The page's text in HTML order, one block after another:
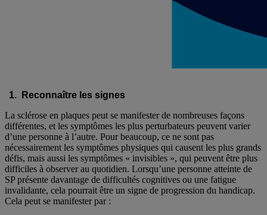
1. Reconnaître les signes
La sclérose en plaques peut se manifester de nombreuses façons
différentes, et les symptômes les plus perturbateurs peuvent varier
d’une personne à l’autre. Pour beaucoup, ce ne sont pas
nécessairement les symptômes physiques qui causent les plus grands
défis, mais aussi les symptômes « invisibles », qui peuvent être plus
difficiles à observer au quotidien. Lorsqu’une personne atteinte de
SP présente davantage de difficultés cognitives ou une fatigue
invalidante, cela pourrait être un signe de progression du handicap.
Cela peut se manifester par :